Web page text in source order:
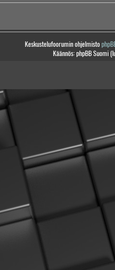
Keskustelufoorumin ohjelmisto
Käännös: phpBB Suomi